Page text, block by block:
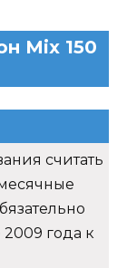
Mix 150
считать
года к